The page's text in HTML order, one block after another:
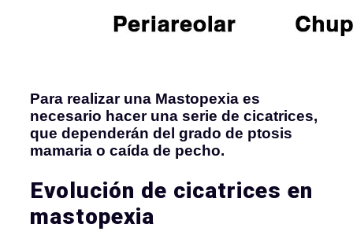
Para realizar una Mastopexia es
necesario hacer una serie de cicatrices,
que dependerán del grado de ptosis
mamaria o caída de pecho.
Evolución de cicatrices en
mastopexia